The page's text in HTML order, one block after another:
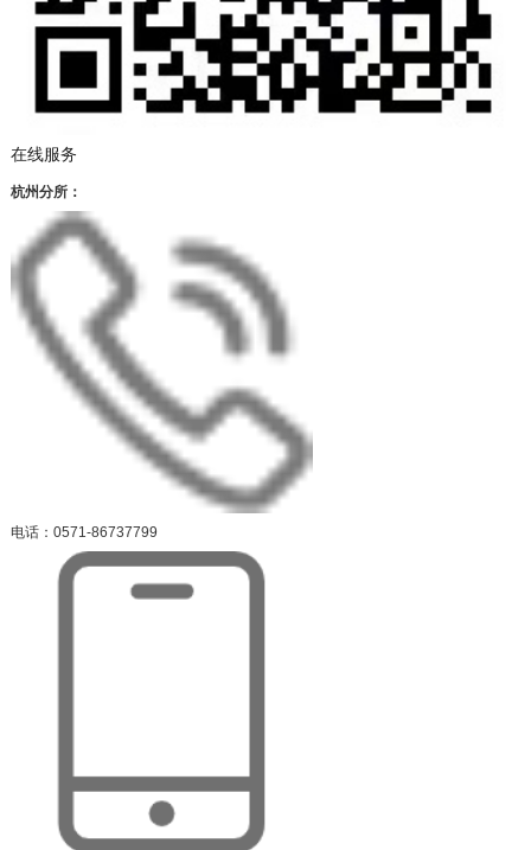
在线服务
杭州分所：
电话：0571-86737799